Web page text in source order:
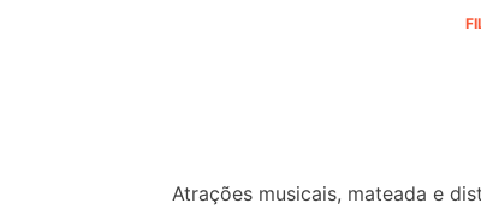
Atrações musicais, mateada e